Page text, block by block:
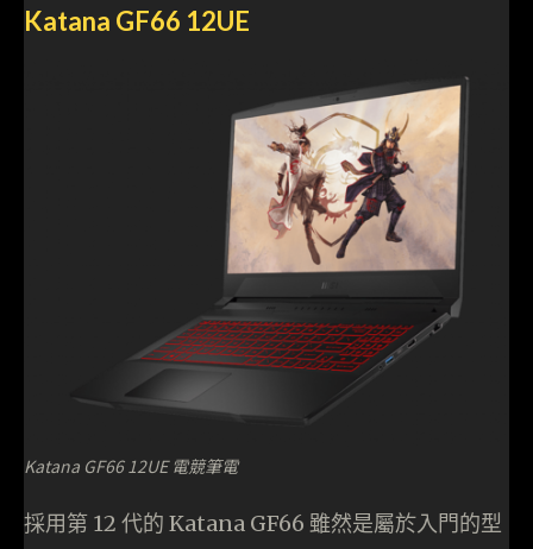
Katana GF66 12UE
Katana GF66 12UE 電競筆電
採用第 12 代的 Katana GF66 雖然是屬於入門的型